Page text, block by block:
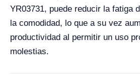
YR03731, puede reducir la fatiga
la comodidad, lo que a su vez
productividad al permitir un uso
molestias.